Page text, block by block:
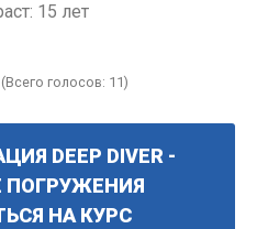
15 лет
(Всего голосов: 11)
DEEP DIVER -
ПОГРУЖЕНИЯ
НА КУРС